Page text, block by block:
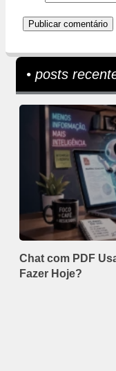
• posts
Chat com PDF
Fazer Hoje?